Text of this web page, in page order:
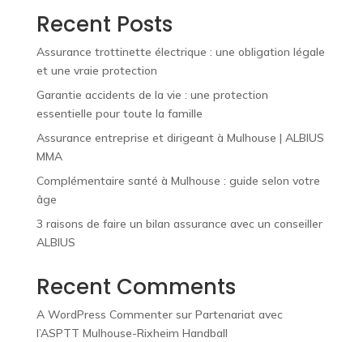
Recent Posts
Assurance trottinette électrique : une obligation légale
et une vraie protection
Garantie accidents de la vie : une protection
essentielle pour toute la famille
Assurance entreprise et dirigeant à Mulhouse | ALBIUS
MMA
Complémentaire santé à Mulhouse : guide selon votre
âge
3 raisons de faire un bilan assurance avec un conseiller
ALBIUS
Recent Comments
A WordPress Commentersur Partenariat avec
l’ASPTT Mulhouse-Rixheim Handball